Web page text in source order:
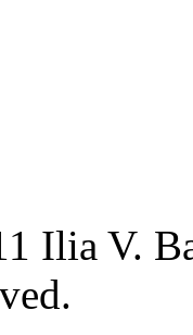
Ilia V.